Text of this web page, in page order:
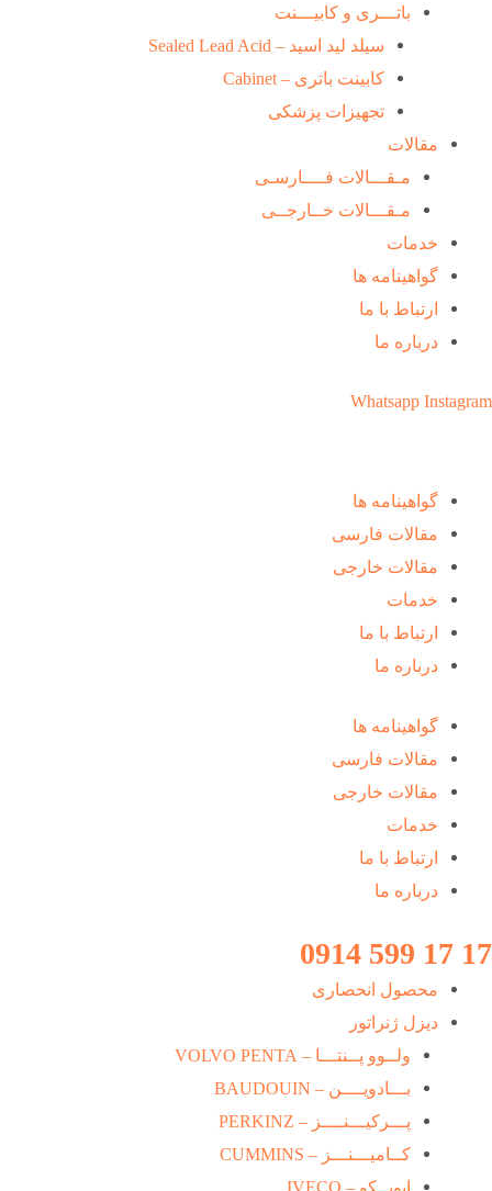
باتـــری و کابیـــنت
سیلد لید اسید – Sealed Lead Acid
کابینت باتری – Cabinet
تجهیزات پزشکی
مقالات
مـقـــالات فــــارسـی
مـقـــالات خــارجــی
خدمات
گواهینامه ها
ارتباط با ما
درباره ما
Whatsapp Instagram
گواهینامه ها
مقالات فارسی
مقالات خارجی
خدمات
ارتباط با ما
درباره ما
گواهینامه ها
مقالات فارسی
مقالات خارجی
خدمات
ارتباط با ما
درباره ما
17 17 599 0914
محصول انحصاری
دیزل ژنراتور
ولــوو پــنتـــا – VOLVO PENTA
بـــادویــــن – BAUDOUIN
پـــرکیـــنــــز – PERKINZ
کــامیـــنـــز – CUMMINS